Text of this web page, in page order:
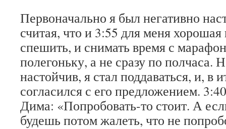
Первоначально я был негативно
считая, что и 3:55 для меня хорошая
спешить, и снимать время с
полегоньку, а не сразу по полчаса.
настойчив, я стал поддаваться, и, в
согласился с его предложением.
Дима: «Попробовать-то стоит. А
будешь потом жалеть, что не